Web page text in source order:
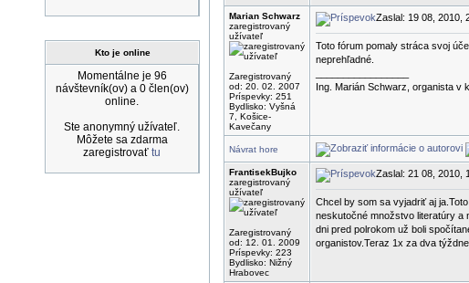
Kto je online
Momentálne je 96
návštevník(ov) a 0 člen(ov)
online.
Ste anonymný užívateľ.
Môžete sa zdarma
zaregistrovať tu
Marian Schwarz
zaregistrovaný
užívateľ
Zaregistrovaný
od: 20. 02. 2007
Príspevky: 251
Bydlisko: Vyšná
7, Košice-
Kavečany
Zaslal: 19 08, 2010,
Toto fórum pomaly stráca svoj
neprehľadné.
Ing. Marián Schwarz, organista v
Návrat hore
FrantisekBujko
zaregistrovaný
užívateľ
Zaregistrovaný
od: 12. 01. 2009
Príspevky: 223
Bydlisko: Nižný
Hrabovec
Zaslal: 21 08, 2010,
Chcel by som sa vyjadriť aj
neskutočné množstvo literatúry a
dni pred polrokom už boli
organistov.Teraz 1x za dva